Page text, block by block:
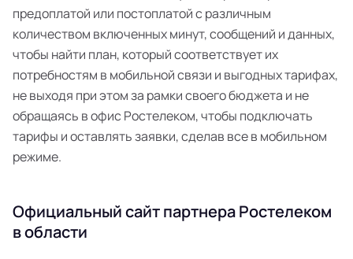
предоплатой или постоплатой с различным
количеством включенных минут, сообщений и данных,
чтобы найти план, который соответствует их
потребностям в мобильной связи и выгодных тарифах,
не выходя при этом за рамки своего бюджета и не
обращаясь в офис Ростелеком, чтобы подключать
тарифы и оставлять заявки, сделав все в мобильном
режиме.
Официальный сайт партнера Ростелеком
в области